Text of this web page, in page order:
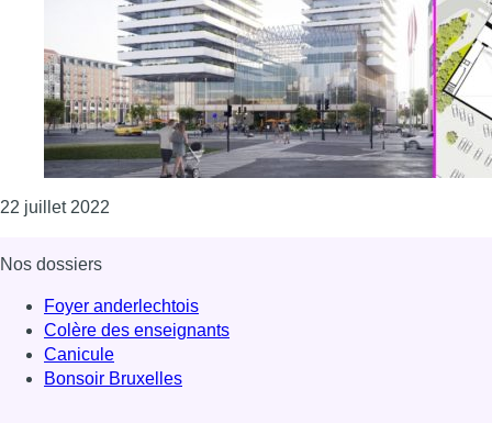
22 juillet 2022
Nos dossiers
Foyer anderlechtois
Colère des enseignants
Canicule
Bonsoir Bruxelles